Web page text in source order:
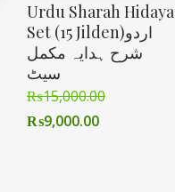
Urdu Sharah Hidaya
Set (15 Jilden)اردو
شرح ہدایہ مکمل
سیٹ
₨15,000.00
₨9,000.00